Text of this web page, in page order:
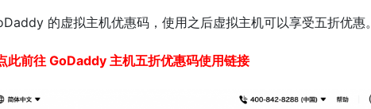
的虚拟主机优惠码，使用之后虚拟主机可以享受五折优惠。
此前往 GoDaddy 主机五折优惠码使用链接